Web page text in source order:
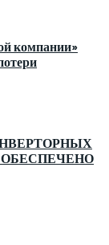
компании»
ОБЕСПЕЧЕНО